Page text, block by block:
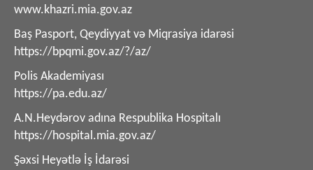
www.khazri.mia.gov.az
Baş Pasport, Qeydiyyat və Miqrasiya idarəsi
https://bpqmi.gov.az/?/az/
Polis Akademiyası
https://pa.edu.az/
A.N.Heydərov adına Respublika Hospitalı
https://hospital.mia.gov.az/
Şəxsi Heyətlə İş İdarəsi